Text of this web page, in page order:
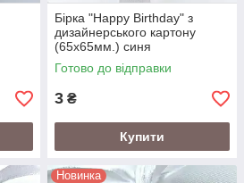
Бірка "Happy Birthday" з
дизайнерського картону
(65х65мм.) синя
Готово до відправки
3 ₴
Купити
Новинка